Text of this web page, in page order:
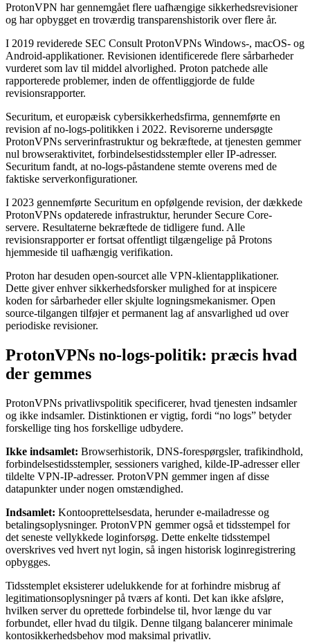
ProtonVPN har gennemgået flere uafhængige sikkerhedsrevisioner
og har opbygget en troværdig transparenshistorik over flere år.
I 2019 reviderede SEC Consult ProtonVPNs Windows-, macOS- og
Android-applikationer. Revisionen identificerede flere sårbarheder
vurderet som lav til middel alvorlighed. Proton patchede alle
rapporterede problemer, inden de offentliggjorde de fulde
revisionsrapporter.
Securitum, et europæisk cybersikkerhedsfirma, gennemførte en
revision af no-logs-politikken i 2022. Revisorerne undersøgte
ProtonVPNs serverinfrastruktur og bekræftede, at tjenesten gemmer
nul browseraktivitet, forbindelsestidsstempler eller IP-adresser.
Securitum fandt, at no-logs-påstandene stemte overens med de
faktiske serverkonfigurationer.
I 2023 gennemførte Securitum en opfølgende revision, der dækkede
ProtonVPNs opdaterede infrastruktur, herunder Secure Core-
servere. Resultaterne bekræftede de tidligere fund. Alle
revisionsrapporter er fortsat offentligt tilgængelige på Protons
hjemmeside til uafhængig verifikation.
Proton har desuden open-sourcet alle VPN-klientapplikationer.
Dette giver enhver sikkerhedsforsker mulighed for at inspicere
koden for sårbarheder eller skjulte logningsmekanismer. Open
source-tilgangen tilføjer et permanent lag af ansvarlighed ud over
periodiske revisioner.
ProtonVPNs no-logs-politik: præcis hvad
der gemmes
ProtonVPNs privatlivspolitik specificerer, hvad tjenesten indsamler
og ikke indsamler. Distinktionen er vigtig, fordi “no logs” betyder
forskellige ting hos forskellige udbydere.
Ikke indsamlet: Browserhistorik, DNS-forespørgsler, trafikindhold,
forbindelsestidsstempler, sessioners varighed, kilde-IP-adresser eller
tildelte VPN-IP-adresser. ProtonVPN gemmer ingen af disse
datapunkter under nogen omstændighed.
Indsamlet: Kontooprettelsesdata, herunder e-mailadresse og
betalingsoplysninger. ProtonVPN gemmer også et tidsstempel for
det seneste vellykkede loginforsøg. Dette enkelte tidsstempel
overskrives ved hvert nyt login, så ingen historisk loginregistrering
opbygges.
Tidsstemplet eksisterer udelukkende for at forhindre misbrug af
legitimationsoplysninger på tværs af konti. Det kan ikke afsløre,
hvilken server du oprettede forbindelse til, hvor længe du var
forbundet, eller hvad du tilgik. Denne tilgang balancerer minimale
kontosikkerhedsbehov mod maksimal privatliv.